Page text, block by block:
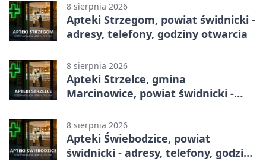
8 sierpnia 2026
Apteki Strzegom, powiat świdnicki -
adresy, telefony, godziny otwarcia
8 sierpnia 2026
Apteki Strzelce, gmina
Marcinowice, powiat świdnicki -
8 sierpnia 2026
Apteki Świebodzice, powiat
świdnicki - adresy, telefony, godziny